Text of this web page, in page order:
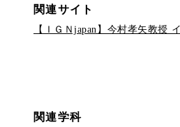
関連サイト
【ＩＧＮjapan】今村孝矢教授
関連学科